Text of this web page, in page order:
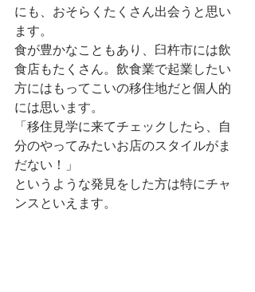
にも、おそらくたくさん出会うと思い
ます。
食が豊かなこともあり、臼杵市には飲
食店もたくさん。飲食業で起業したい
方にはもってこいの移住地だと個人的
には思います。
「移住見学に来てチェックしたら、自
分のやってみたいお店のスタイルがま
だない！」
というような発見をした方は特にチャ
ンスといえます。